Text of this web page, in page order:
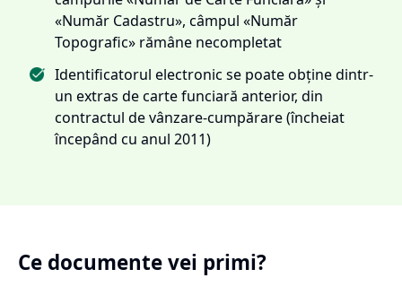
«Număr Cadastru», câmpul «Număr
Topografic» rămâne necompletat
Identificatorul electronic se poate obține dintr-
un extras de carte funciară anterior, din
contractul de vânzare-cumpărare (încheiat
începând cu anul 2011)
Ce documente vei primi?